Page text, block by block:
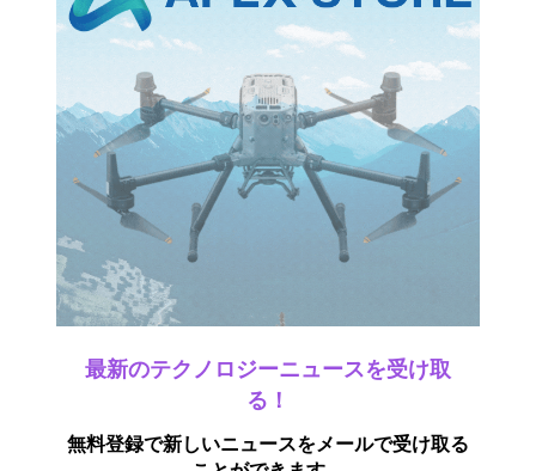
最新のテクノロジーニュースを受け取
る！
無料登録で新しいニュースをメールで受け取る